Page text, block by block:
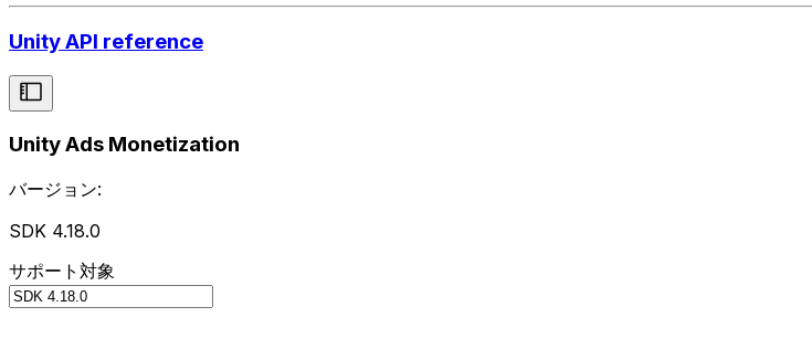
Unity API reference
Unity Ads Monetization
バージョン:
SDK 4.18.0
サポート対象